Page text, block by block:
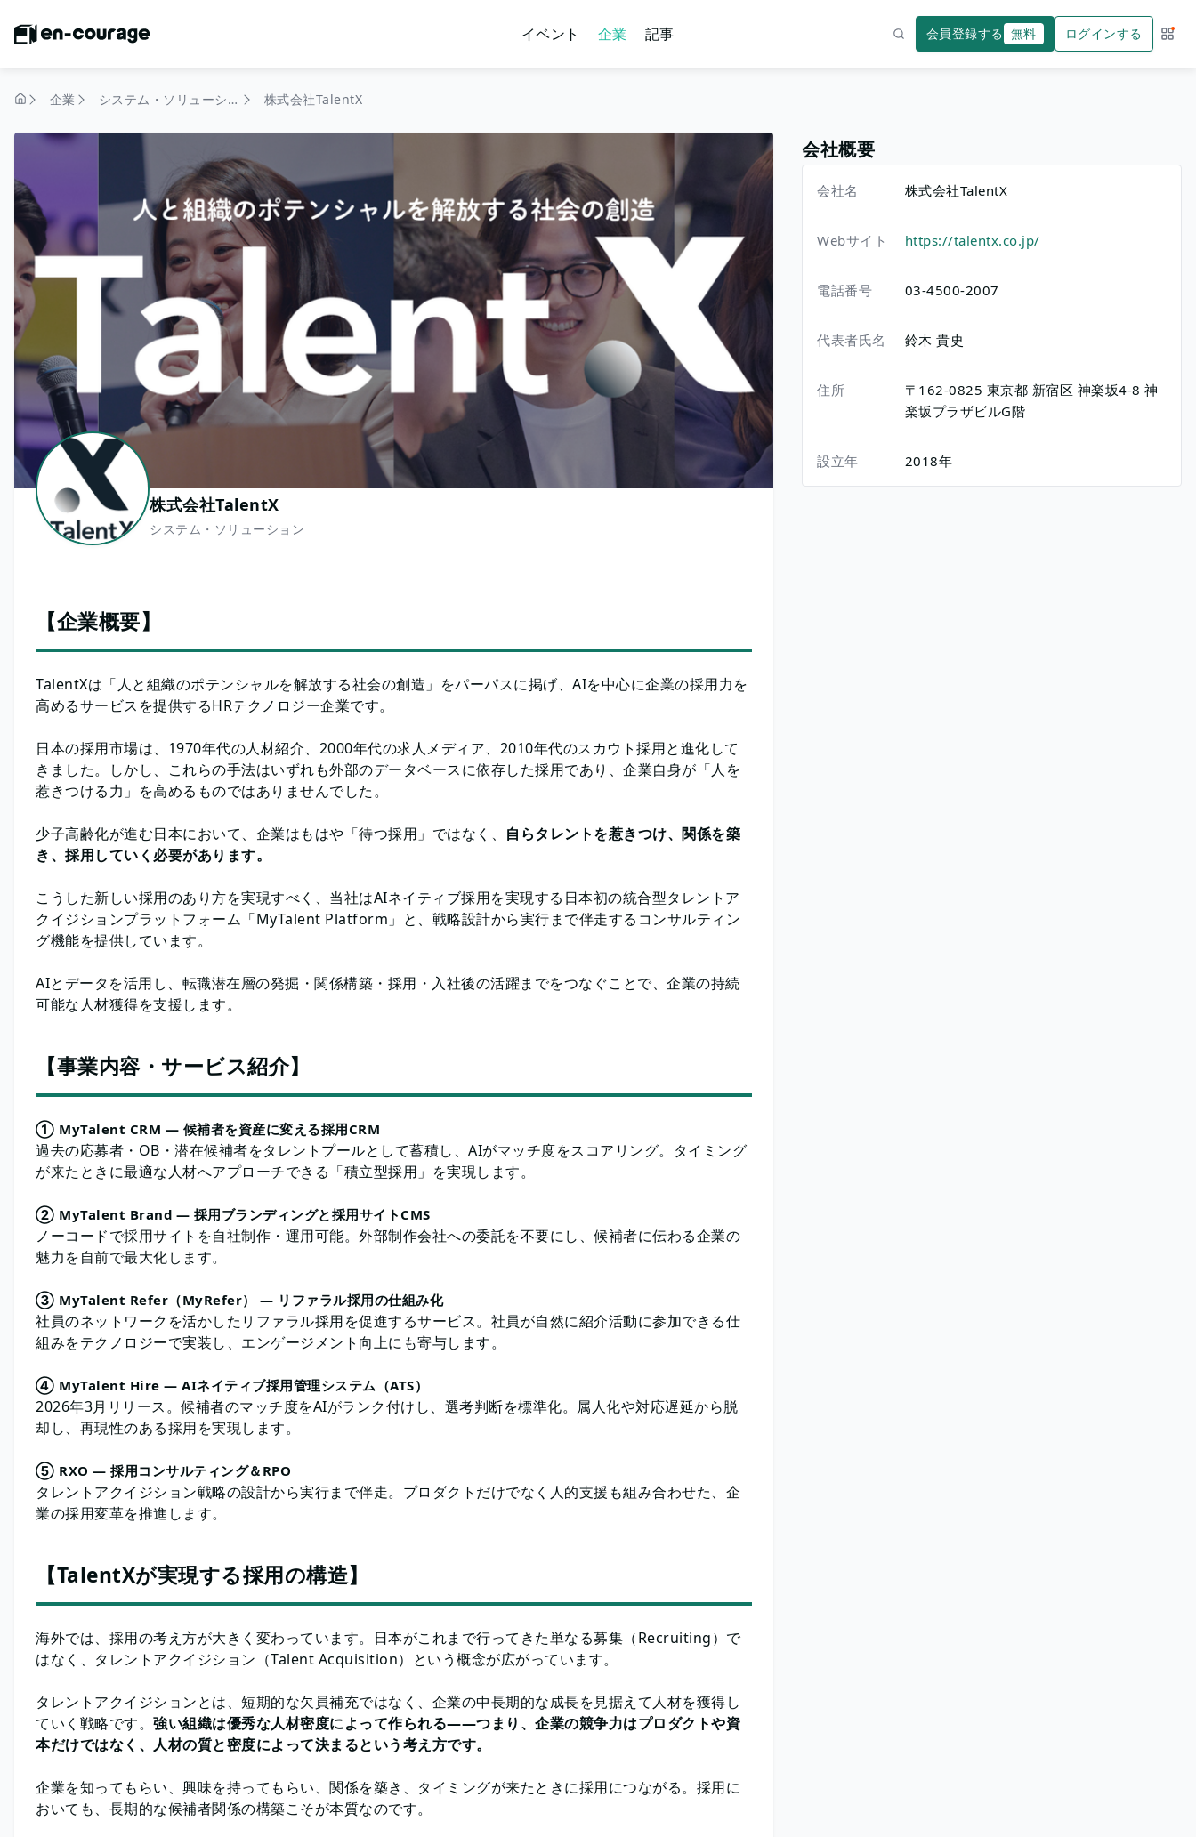
イベント 企業 記事 会員登録する 無料 ログインする サー
企業 システム・ソリューション 株式会社TalentX
株式会社TalentX
システム・ソリューション
【企業概要】
TalentXは「人と組織のポテンシャルを解放する社会の創造」をパーパスに掲げ、AIを中心に企業の採用力を
高めるサービスを提供するHRテクノロジー企業です。
日本の採用市場は、1970年代の人材紹介、2000年代の求人メディア、2010年代のスカウト採用と進化して
きました。しかし、これらの手法はいずれも外部のデータベースに依存した採用であり、企業自身が「人を
惹きつける力」を高めるものではありませんでした。
少子高齢化が進む日本において、企業はもはや「待つ採用」ではなく、 自らタレントを惹きつけ、関係を築
き、採用していく必要があります。
こうした新しい採用のあり方を実現すべく、当社はAIネイティブ採用を実現する日本初の統合型タレントア
クイジションプラットフォーム「MyTalent Platform」と、戦略設計から実行まで伴走するコンサルティン
グ機能を提供しています。
AIとデータを活用し、転職潜在層の発掘・関係構築・採用・入社後の活躍までをつなぐことで、企業の持続
可能な人材獲得を支援します。
【事業内容・サービス紹介】
① MyTalent CRM ― 候補者を資産に変える採用CRM
過去の応募者・OB・潜在候補者をタレントプールとして蓄積し、AIがマッチ度をスコアリング。タイミング
が来たときに最適な人材へアプローチできる「積立型採用」を実現します。
② MyTalent Brand ― 採用ブランディングと採用サイトCMS
ノーコードで採用サイトを自社制作・運用可能。外部制作会社への委託を不要にし、候補者に伝わる企業の
魅力を自前で最大化します。
③ MyTalent Refer（MyRefer） ― リファラル採用の仕組み化
社員のネットワークを活かしたリファラル採用を促進するサービス。社員が自然に紹介活動に参加できる仕
組みをテクノロジーで実装し、エンゲージメント向上にも寄与します。
④ MyTalent Hire ― AIネイティブ採用管理システム（ATS）
2026年3月リリース。候補者のマッチ度をAIがランク付けし、選考判断を標準化。属人化や対応遅延から脱
却し、再現性のある採用を実現します。
⑤ RXO ― 採用コンサルティング＆RPO
タレントアクイジション戦略の設計から実行まで伴走。プロダクトだけでなく人的支援も組み合わせた、企
業の採用変革を推進します。
【TalentXが実現する採用の構造】
海外では、採用の考え方が大きく変わっています。日本がこれまで行ってきた単なる募集（Recruiting）で
はなく、タレントアクイジション（Talent Acquisition）という概念が広がっています。
タレントアクイジションとは、短期的な欠員補充ではなく、企業の中長期的な成長を見据えて人材を獲得し
ていく戦略です。 強い組織は優秀な人材密度によって作られる——つまり、企業の競争力はプロダクトや資
本だけではなく、人材の質と密度によって決まるという考え方です。
企業を知ってもらい、興味を持ってもらい、関係を築き、タイミングが来たときに採用につながる。採用に
おいても、長期的な候補者関係の構築こそが本質なのです。
会社概要
会社名 株式会社TalentX
Webサイト https://talentx.co.jp/
電話番号 03-4500-2007
代表者氏名 鈴木 貴史
住所 〒162-0825 東京都 新宿区 神楽坂4-8 神
楽坂プラザビルG階
設立年 2018年